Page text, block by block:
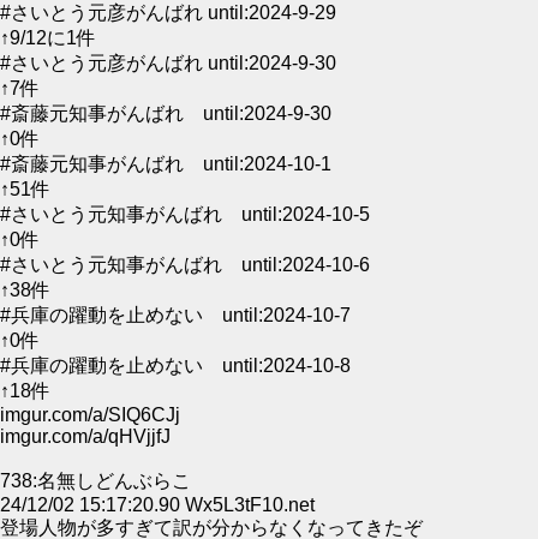
#さいとう元彦がんばれ until:2024-9-29
↑9/12に1件
#さいとう元彦がんばれ until:2024-9-30
↑7件
#斎藤元知事がんばれ until:2024-9-30
↑0件
#斎藤元知事がんばれ until:2024-10-1
↑51件
#さいとう元知事がんばれ until:2024-10-5
↑0件
#さいとう元知事がんばれ until:2024-10-6
↑38件
#兵庫の躍動を止めない until:2024-10-7
↑0件
#兵庫の躍動を止めない until:2024-10-8
↑18件
imgur.com/a/SIQ6CJj
imgur.com/a/qHVjjfJ
738:名無しどんぶらこ
24/12/02 15:17:20.90 Wx5L3tF10.net
登場人物が多すぎて訳が分からなくなってきたぞ